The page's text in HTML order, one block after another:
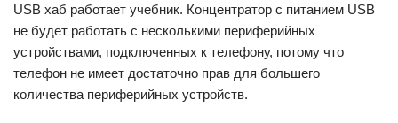
USB хаб работает учебник. Концентратор с питанием USB
не будет работать с несколькими периферийных
устройствами, подключенных к телефону, потому что
телефон не имеет достаточно прав для большего
количества периферийных устройств.